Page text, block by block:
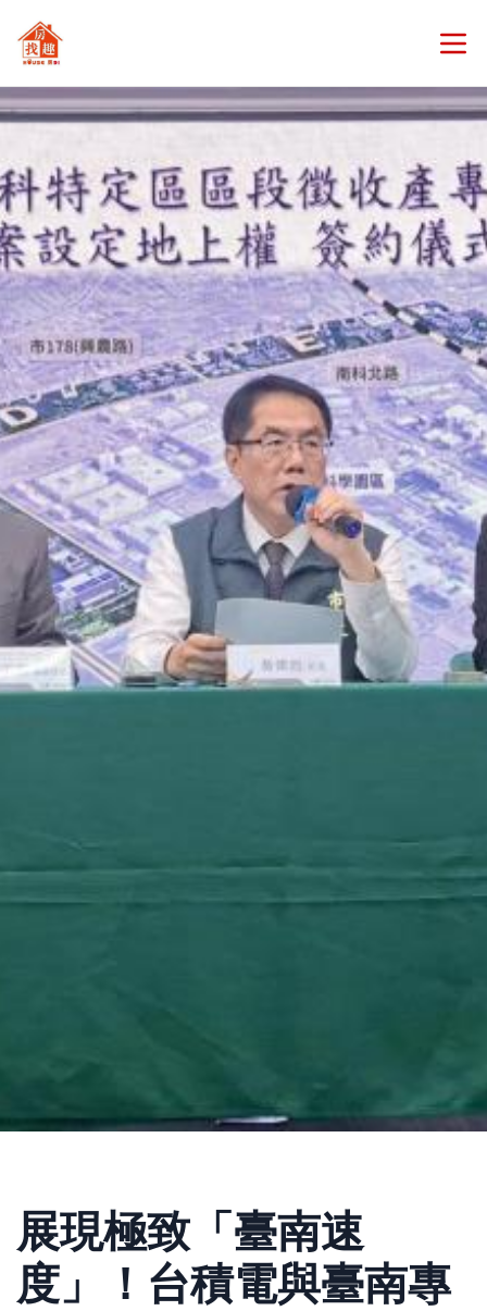
展現極致「臺南速
度」！台積電與臺南專